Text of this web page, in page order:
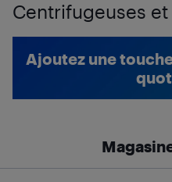
Centrifugeuses
Ajoutez une